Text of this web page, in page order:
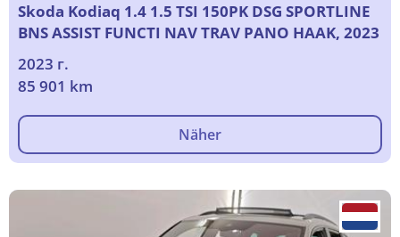
Skoda Kodiaq 1.4 1.5 TSI 150PK DSG SPORTLINE
BNS ASSIST FUNCTI NAV TRAV PANO HAAK, 2023
2023 г.
85 901 km
Näher